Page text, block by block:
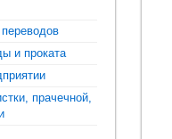
и проката
прачечной,